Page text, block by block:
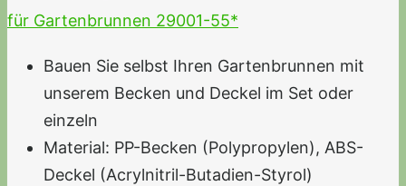
für Gartenbrunnen 29001-55*
Bauen Sie selbst Ihren Gartenbrunnen mit
unserem Becken und Deckel im Set oder
einzeln
Material: PP-Becken (Polypropylen), ABS-
Deckel (Acrylnitril-Butadien-Styrol)